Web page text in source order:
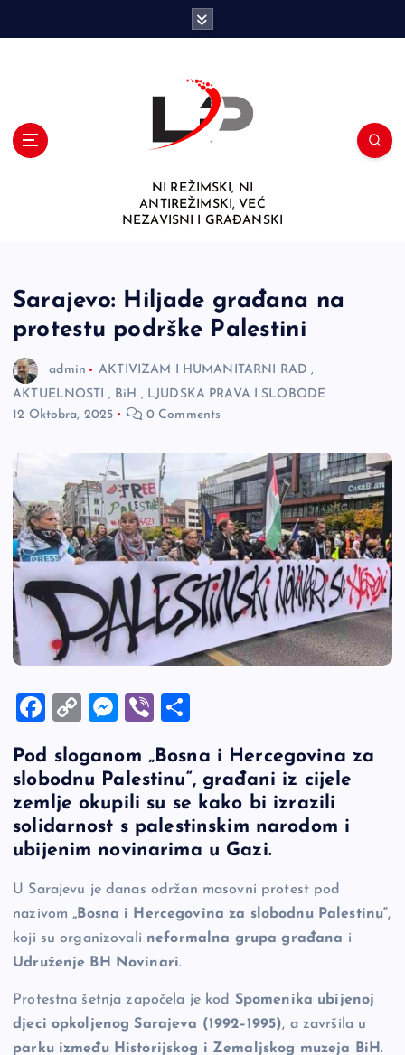
NI REŽIMSKI, NI
ANTIREŽIMSKI, VEĆ
NEZAVISNI I GRAĐANSKI
Sarajevo: Hiljade građana na
protestu podrške Palestini
admin AKTIVIZAM I HUMANITARNI RAD ,
AKTUELNOSTI , BiH , LJUDSKA PRAVA I SLOBODE
12 Oktobra, 2025
0 Comments
F
c
e
b
o
o
k
C
p
y
Li
n
k
M
se
n
g
er
Vi
er ar
e
Pod sloganom „Bosna i Hercegovina za
slobodnu Palestinu“, građani iz cijele
zemlje okupili su se kako bi izrazili
solidarnost s palestinskim narodom i
ubijenim novinarima u Gazi.
U Sarajevu je danas održan masovni protest pod
nazivom„Bosna i Hercegovina za slobodnu Palestinu“,
koji su organizovali neformalna grupa građana i
Udruženje BH Novinari.
Protestna šetnja započela je kod Spomenika ubijenoj
djeci opkoljenog Sarajeva (1992–1995), a završila u
parku između Historijskog i Zemaljskog muzeja BiH.